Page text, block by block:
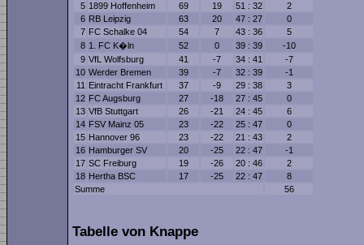
5 1899 Hoffenheim 69 19 51 : 32
2
6 RB Leipzig 63 20 47 : 27
0
7 FC Schalke 04 54 7 43 : 36
5
8 1. FC K�ln 52 0 39 : 39
-10
9 VfL Wolfsburg 41 -7 34 : 41
-7
10 Werder Bremen 39 -7 32 : 39
-1
11
Eintracht Frankfurt 37 -9 29 : 38
3
12 FC Augsburg 27 -18 27 : 45
0
13 VfB Stuttgart 26 -21 24 : 45
6
14 FSV Mainz 05 23 -22 25 : 47
0
15 Hannover 96 23 -22 21 : 43
2
16 Hamburger SV 20 -25 22 : 47
-1
17 SC Freiburg 19 -26 20 : 46
2
18 Hertha BSC 17 -25 22 : 47
8
Summe
56
Tabelle von Knappe